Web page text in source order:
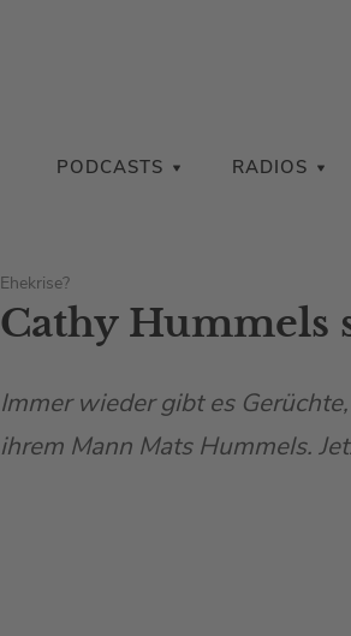
PODCASTS RADIOS
Ehekrise?
Cathy Hummels
Immer wieder gibt es
ihrem Mann Mats Hummels.